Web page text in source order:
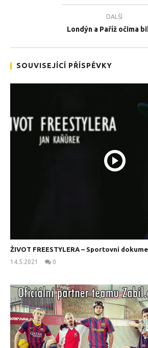
Parkourové bomby
DALŠÍ
Londýn a Paříž očima
SOUVISEJÍCÍ PŘÍSPĚVKY
ŽIVOT FREESTYLERA – Sportovní
14.5.2021
0